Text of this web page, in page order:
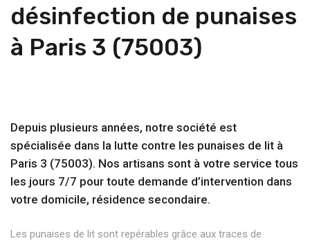
désinfection de punaises
à Paris 3 (75003)
Depuis plusieurs années, notre société est
spécialisée dans la lutte contre les punaises de lit à
Paris 3 (75003). Nos artisans sont à votre service tous
les jours 7/7 pour toute demande d’intervention dans
votre domicile, résidence secondaire.
Les punaises de lit sont repérables grâce aux traces de